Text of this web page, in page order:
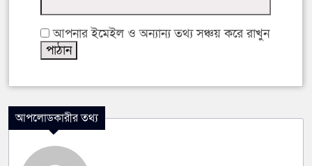
আপনার ইমেইল ও অন্যান্য তথ্য সঞ্চয় করে রাখুন
আপলোডকারীর তথ্য